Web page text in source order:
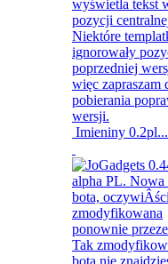
Imieniny 0.2pl...